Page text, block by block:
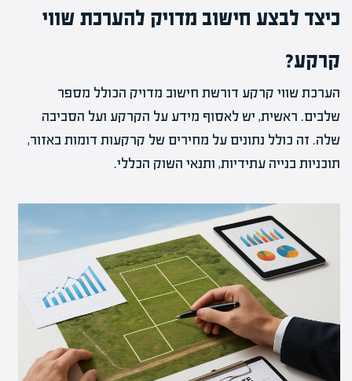
כיצד לבצע חישוב מדויק להערכת שווי
קרקע?
הערכת שווי קרקע דורשת חישוב מדויק הכולל מספר
שלבים. ראשית, יש לאסוף מידע על הקרקע ועל הסביבה
שלה. זה כולל נתונים על מחירים של קרקעות דומות באזור,
תוכניות בנייה עתידיות, ותנאי השוק הכללי.